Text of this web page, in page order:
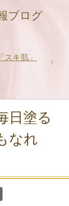
ブログ
キ肌」
日塗る
なれ